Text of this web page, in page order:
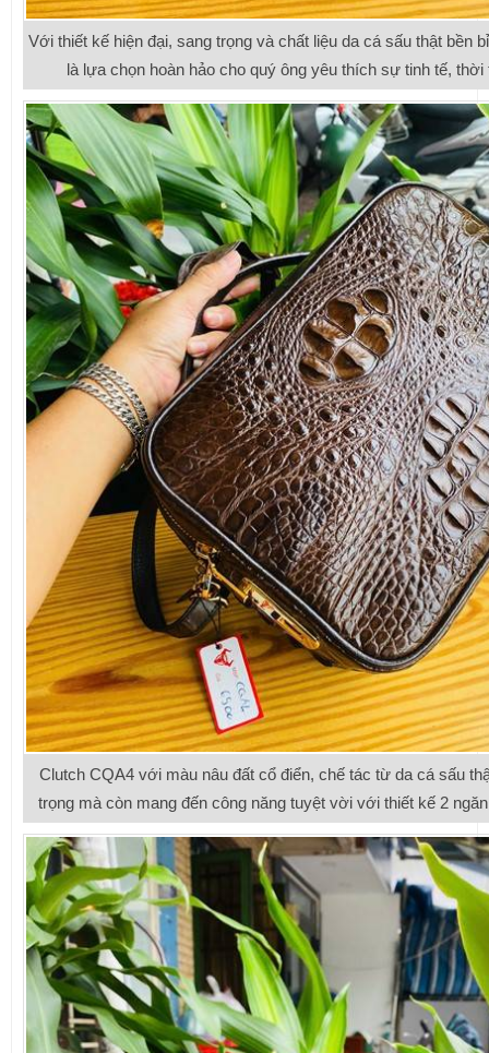
Với thiết kế hiện đại, sang trọng và chất liệu da cá sấu thật bền
là lựa chọn hoàn hảo cho quý ông yêu thích sự tinh tế,
Clutch CQA4 với màu nâu đất cổ điển, chế tác từ da cá sấu
trọng mà còn mang đến công năng tuyệt vời với thiết kế 2